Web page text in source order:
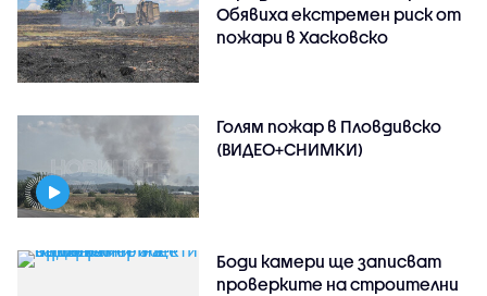
Обявиха екстремен риск от
пожари в Хасковско
Голям пожар в Пловдивско
(ВИДЕО+СНИМКИ)
Боди камери ще записват
проверките на строителни